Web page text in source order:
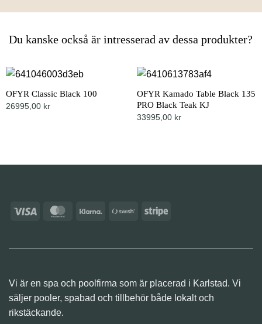
Du kanske också är intresserad av dessa produkter?
OFYR Classic Black 100
26995,00 kr
OFYR Kamado Table Black 135
PRO Black Teak KJ
33995,00 kr
Visa MasterCardKlarna Swish
Stripe
Vi är en spa och poolfirma som är placerad i Karlstad. Vi
säljer pooler, spabad och tillbehör både lokalt och
rikstäckande.